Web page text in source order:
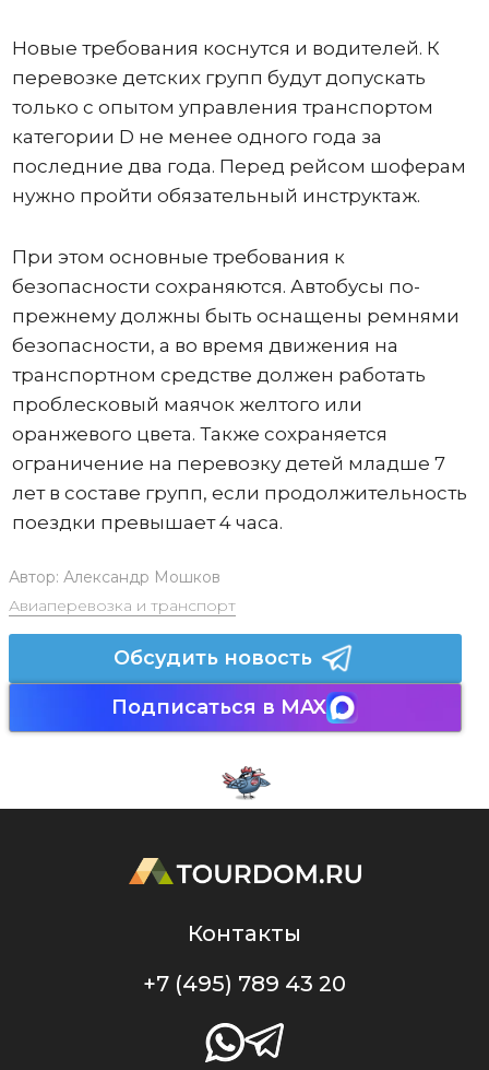
Новые требования коснутся и водителей. К
перевозке детских групп будут допускать
только с опытом управления транспортом
категории D не менее одного года за
последние два года. Перед рейсом шоферам
нужно пройти обязательный инструктаж.
При этом основные требования к
безопасности сохраняются. Автобусы по-
прежнему должны быть оснащены ремнями
безопасности, а во время движения на
транспортном средстве должен работать
проблесковый маячок желтого или
оранжевого цвета. Также сохраняется
ограничение на перевозку детей младше 7
лет в составе групп, если продолжительность
поездки превышает 4 часа.
Автор: Александр Мошков
Авиаперевозка и транспорт
Обсудить новость
Подписаться в MAX
Контакты
+7 (495) 789 43 20